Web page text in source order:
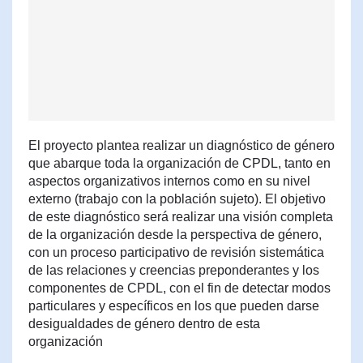
El proyecto plantea realizar un diagnóstico de género
que abarque toda la organización de CPDL, tanto en
aspectos organizativos internos como en su nivel
externo (trabajo con la población sujeto). El objetivo
de este diagnóstico será realizar una visión completa
de la organización desde la perspectiva de género,
con un proceso participativo de revisión sistemática
de las relaciones y creencias preponderantes y los
componentes de CPDL, con el fin de detectar modos
particulares y específicos en los que pueden darse
desigualdades de género dentro de esta
organización